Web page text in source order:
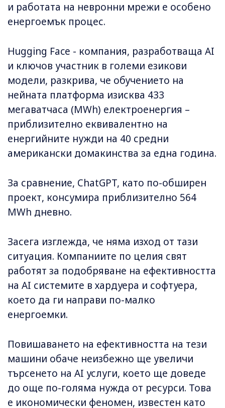
и работата на невронни мрежи е особено
енергоемък процес.
Hugging Face - компания, разработваща AI
и ключов участник в големи езикови
модели, разкрива, че обучението на
нейната платформа изисква 433
мегаватчаса (MWh) електроенергия –
приблизително еквивалентно на
енергийните нужди на 40 средни
американски домакинства за една година.
За сравнение, ChatGPT, като по-обширен
проект, консумира приблизително 564
MWh дневно.
Засега изглежда, че няма изход от тази
ситуация. Компаниите по целия свят
работят за подобряване на ефективността
на AI системите в хардуера и софтуера,
което да ги направи по-малко
енергоемки.
Повишаването на ефективността на тези
машини обаче неизбежно ще увеличи
търсенето на AI услуги, което ще доведе
до още по-голяма нужда от ресурси. Това
е икономически феномен, известен като